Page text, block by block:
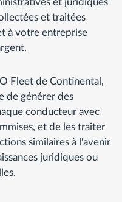
et juridiques
et traitées
à votre entreprise
Fleet de Continental,
de générer des
conducteur avec
et de les traiter
similaires à l'avenir
juridiques ou